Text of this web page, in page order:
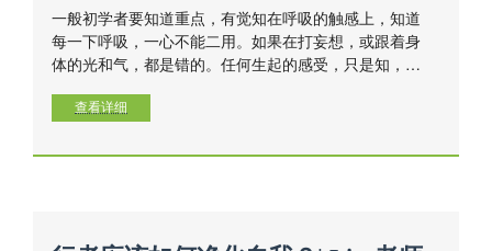
一般初学者要知道重点，有觉知在呼吸的触感上，知道
每一下呼吸，一心不能二用。如果在打妄想，或跟着身
体的光和气，都是错的。任何生起的感受，只是知，不
察，观身在触上和受上是所缘，所有的幻想、幻觉、幻
查看详细